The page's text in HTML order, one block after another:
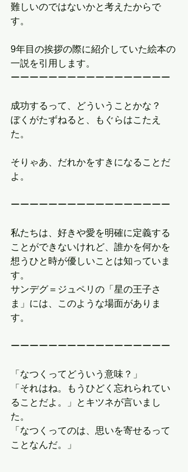
難しいのではないかと考えたからで
す。
9年目の挨拶の際に紹介していた絵本の
一説を引用します。
ーーーーーーーーーーーーーーーーー
成功するって、どういうことかな？
ぼくがたずねると、もぐらはこたえ
た。
そりゃあ、だれかをすきになることだ
よ。
ーーーーーーーーーーーーーーーーー
私たちは、好きや愛を明確に定義する
ことができないけれど、誰かを何かを
想うひと時が優しいことは知っていま
す。
サンデグ＝ジュペリの「星の王子さ
ま」には、このような場面がありま
す。
ーーーーーーーーーーーーーーーーー
「なつくってどういう意味？」
「それはね。もうひどく忘れられてい
ることだよ。」とキツネが言いまし
た。
「なつくってのは、思いを寄せるって
ことなんだ。」